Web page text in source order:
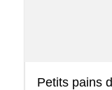
Petits pains